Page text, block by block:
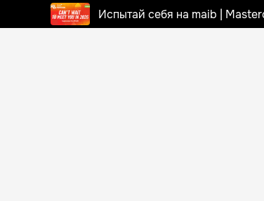
Испытай себя на maib |